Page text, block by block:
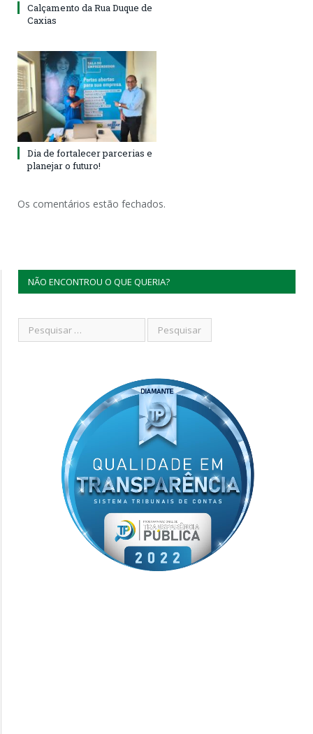
Calçamento da Rua Duque de
Caxias
Dia de fortalecer parcerias e
planejar o futuro!
Os comentários estão fechados.
NÃO ENCONTROU O QUE QUERIA?